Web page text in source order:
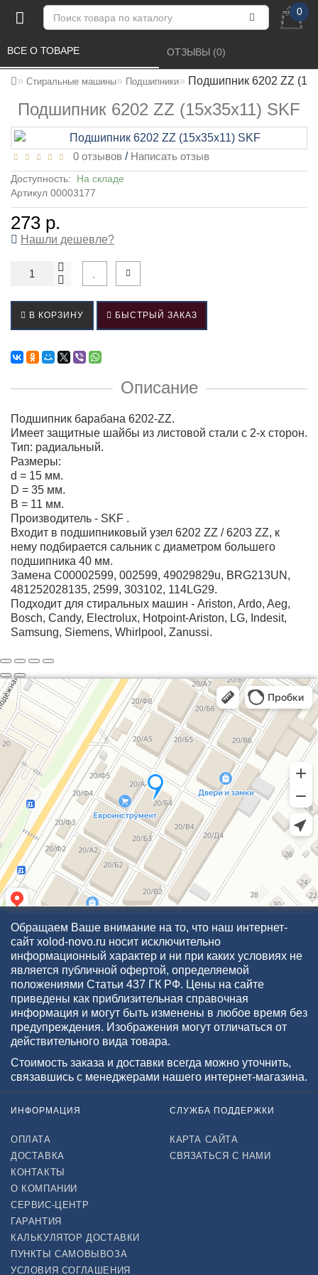
0
Стиральные машины Подшипники Подшипник 6202 ZZ
Подшипник 6202 ZZ (15x35x11) SKF
ВСЕ О ТОВАРЕ ОТЗЫВЫ (0)
0 отзывов / Написать отзыв
Доступность: На складе
Артикул 00003177
273 р.
Нашли дешевле?
В КОРЗИНУ БЫСТРЫЙ ЗАКАЗ
Описание
Подшипник барабана 6202-ZZ.
Имеет защитные шайбы из листовой стали с 2-х сторон.
Тип: радиальный.
Размеры:
d = 15 мм.
D = 35 мм.
B = 11 мм.
Производитель - SKF .
Входит в подшипниковый узел 6202 ZZ / 6203 ZZ, к
нему подбирается сальник с диаметром большего
подшипника 40 мм.
Замена C00002599, 002599, 49029829u, BRG213UN,
481252028135, 2599, 303102, 114LG29.
Подходит для стиральных машин - Ariston, Ardo, Aeg,
Bosch, Candy, Electrolux, Hotpoint-Ariston, LG, Indesit,
Samsung, Siemens, Whirlpool, Zanussi.
Обращаем Ваше внимание на то, что наш интернет-
сайт xolod-novo.ru носит исключительно
информационный характер и ни при каких условиях не
является публичной офертой, определяемой
положениями Статьи 437 ГК РФ. Цены на сайте
приведены как приблизительная справочная
информация и могут быть изменены в любое время без
предупреждения. Изображения могут отличаться от
действительного вида товара.
Стоимость заказа и доставки всегда можно уточнить,
связавшись с менеджерами нашего интернет-магазина.
ИНФОРМАЦИЯ
ОПЛАТА
ДОСТАВКА
КОНТАКТЫ
О КОМПАНИИ
СЕРВИС-ЦЕНТР
ГАРАНТИЯ
КАЛЬКУЛЯТОР ДОСТАВКИ
ПУНКТЫ САМОВЫВОЗА
УСЛОВИЯ СОГЛАШЕНИЯ
СЛУЖБА ПОДДЕРЖКИ
КАРТА САЙТА
СВЯЗАТЬСЯ С НАМИ